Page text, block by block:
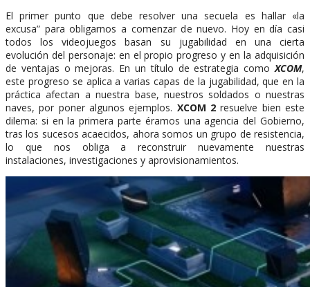
El primer punto que debe resolver una secuela es hallar «la
excusa” para obligarnos a comenzar de nuevo. Hoy en día casi
todos los videojuegos basan su jugabilidad en una cierta
evolución del personaje: en el propio progreso y en la adquisición
de ventajas o mejoras. En un título de estrategia como XCOM,
este progreso se aplica a varias capas de la jugabilidad, que en la
práctica afectan a nuestra base, nuestros soldados o nuestras
naves, por poner algunos ejemplos. XCOM 2resuelve bien este
dilema: si en la primera parte éramos una agencia del Gobierno,
tras los sucesos acaecidos, ahora somos un grupo de resistencia,
lo que nos obliga a reconstruir nuevamente nuestras
instalaciones, investigaciones y aprovisionamientos.